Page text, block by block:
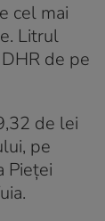
cel mai
Litrul
de pe
de lei
pe
Pieței